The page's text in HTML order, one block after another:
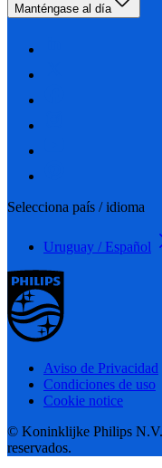
Manténgase al día
Selecciona país / idioma
Uruguay / Español
Aviso de Privacidad
Condiciones de uso
Cookie notice
© Koninklijke Philips
reservados.